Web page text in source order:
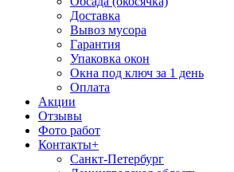
Доставка
Вывоз мусора
Гарантия
Упаковка окон
Окна под ключ за 1 день
Оплата
Акции
Отзывы
Фото работ
Контакты+
Санкт-Петербург